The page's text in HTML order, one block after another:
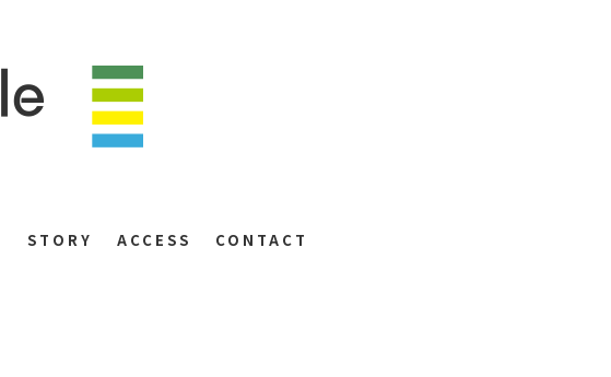
STORY ACCESS CONTACT